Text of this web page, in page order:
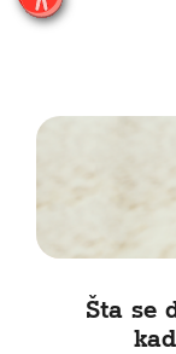
Šta se